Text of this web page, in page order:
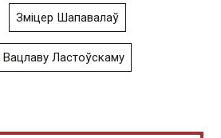
Зміцер Шапавалаў
Ластоўскаму